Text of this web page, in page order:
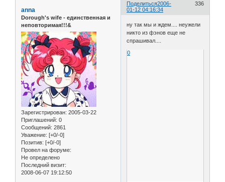
Поделиться 336
2006-
01-12 04:16:34
anna
Dorough's wife - единственная и
неповторимая!!!&
Зарегистрирован: 2005-03-22
Приглашений: 0
Сообщений: 2861
Уважение: [+0/-0]
Позитив: [+0/-0]
Провел на форуме:
Не определено
Последний визит:
2008-06-07 19:12:50
ну так мы и ждем.... неужели
никто из фэнов еще не
спрашивал....
0